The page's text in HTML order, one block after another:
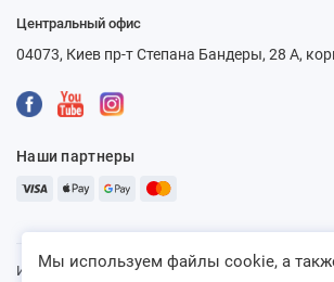
Центральный офис
04073, Киев пр-т Степана Бандеры, 28 А,
Наши партнеры
Интернет-магазин «Ventbazar», 2013 - 2026
Мы используем файлы cookie, а